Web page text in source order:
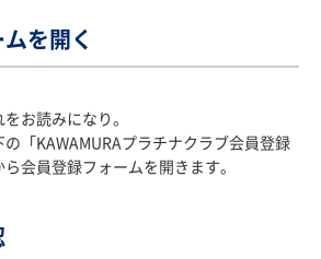
を開く
お読みになり。
「KAWAMURAプラチナクラブ会員登録
会員登録フォームを開きます。